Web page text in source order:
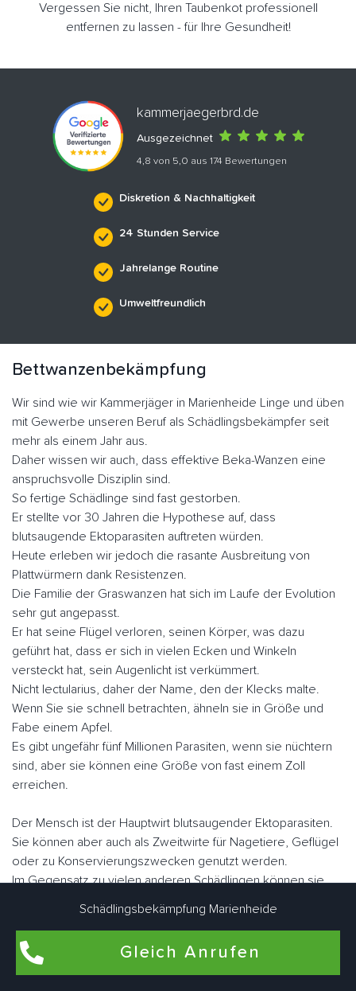
Vergessen Sie nicht, Ihren Taubenkot professionell
entfernen zu lassen - für Ihre Gesundheit!
kammerjaegerbrd.de
Ausgezeichnet
4,8 von 5,0 aus 174 Bewertungen
Diskretion & Nachhaltigkeit
24 Stunden Service
Jahrelange Routine
Umweltfreundlich
Bettwanzenbekämpfung
Wir sind wie wir Kammerjäger in Marienheide Linge und üben
mit Gewerbe unseren Beruf als Schädlingsbekämpfer seit
mehr als einem Jahr aus.
Daher wissen wir auch, dass effektive Beka-Wanzen eine
anspruchsvolle Disziplin sind.
So fertige Schädlinge sind fast gestorben.
Er stellte vor 30 Jahren die Hypothese auf, dass
blutsaugende Ektoparasiten auftreten würden.
Heute erleben wir jedoch die rasante Ausbreitung von
Plattwürmern dank Resistenzen.
Die Familie der Graswanzen hat sich im Laufe der Evolution
sehr gut angepasst.
Er hat seine Flügel verloren, seinen Körper, was dazu
geführt hat, dass er sich in vielen Ecken und Winkeln
versteckt hat, sein Augenlicht ist verkümmert.
Nicht lectularius, daher der Name, den der Klecks malte.
Wenn Sie sie schnell betrachten, ähneln sie in Größe und
Fabe einem Apfel.
Es gibt ungefähr fünf Millionen Parasiten, wenn sie nüchtern
sind, aber sie können eine Größe von fast einem Zoll
erreichen.
Der Mensch ist der Hauptwirt blutsaugender Ektoparasiten.
Sie können aber auch als Zweitwirte für Nagetiere, Geflügel
oder zu Konservierungszwecken genutzt werden.
Im Gegensatz zu vielen anderen Schädlingen können sie
Sie "laufen" jedoch sehr schnell. Marienheide Lingeer
Schädlingsbekämpfungsexperten arbeiten eng zusammen,
um Bettwanzen bedarfsgerecht individuell zu bekämpfen.
Schädlingsbekämpfung Marienheide
Gleich Anrufen